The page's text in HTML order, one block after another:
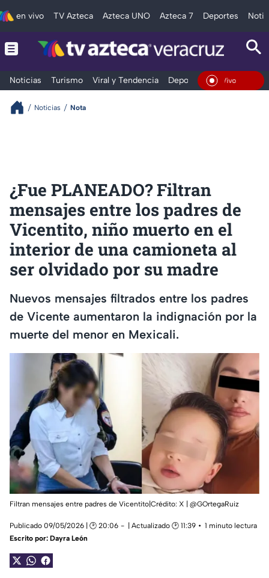
en vivo TV Azteca Azteca UNO Azteca 7 Deportes
Noticias Turismo Viral y Tendencia Deportes Espectáculos
En Vivo
Noticias Nota
¿Fue PLANEADO? Filtran
mensajes entre los padres de
Vicentito, niño muerto en el
interior de una camioneta al
ser olvidado por su madre
Nuevos mensajes filtrados entre los padres
de Vicente aumentaron la indignación por la
muerte del menor en Mexicali.
Filtran mensajes entre padres de Vicentito|Crédito: X | @GOrtegaRuiz
Publicado 09/05/2026 | 🕑 20:06 | Actualizado 🕑 11:39
1 minuto lectura
Escrito por: Dayra León